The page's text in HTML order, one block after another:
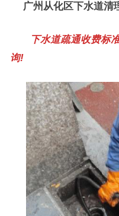
广州从化区下水道清
下水道疏通收费标
询!